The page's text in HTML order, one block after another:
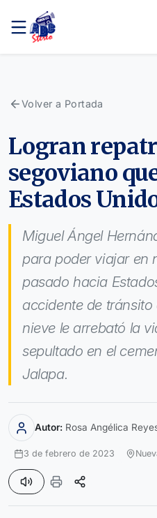
Volver a Portada
Logran
segoviano
Estados
Miguel Ángel
para poder viajar en
pasado hacia
accidente de
nieve le arrebató la
sepultado en el
Jalapa.
Autor: Rosa Angélica
3 de febrero de 2023